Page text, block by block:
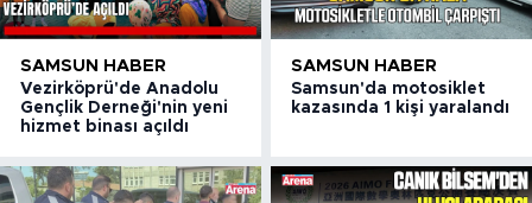
SAMSUN HABER
Vezirköprü'de Anadolu
Gençlik Derneği'nin yeni
hizmet binası açıldı
SAMSUN HABER
Samsun'da motosiklet
kazasında 1 kişi yaralandı